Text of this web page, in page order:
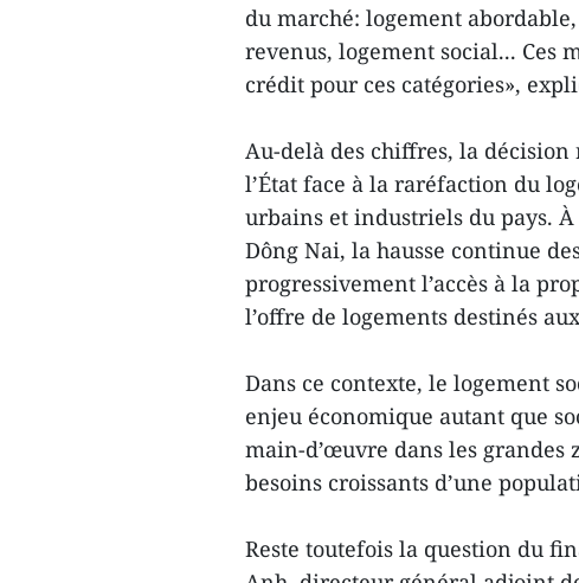
du marché: logement
revenus, logement social... Ces
crédit pour ces catégories»,
Au-delà des chiffres, la
l’État face à la raréfaction du
urbains et industriels du pays.
Dông Nai, la hausse continue
progressivement l’accès à la
l’offre de logements destinés
Dans ce contexte, le logement
enjeu économique autant que
main-d’œuvre dans les grandes
besoins croissants d’une
Reste toutefois la question du